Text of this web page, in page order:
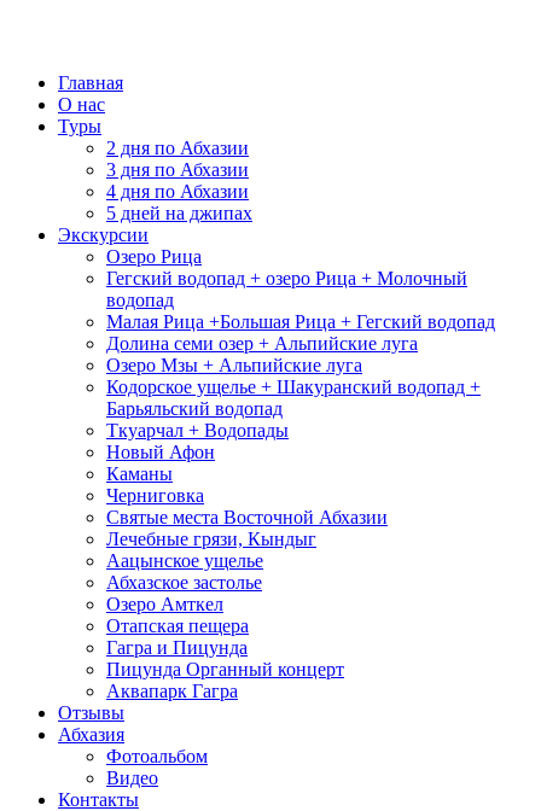
Главная
О нас
Туры
2 дня по Абхазии
3 дня по Абхазии
4 дня по Абхазии
5 дней на джипах
Экскурсии
Озеро Рица
Гегский водопад + озеро Рица + Молочный
водопад
Малая Рица +Большая Рица + Гегский водопад
Долина семи озер + Альпийские луга
Озеро Мзы + Альпийские луга
Кодорское ущелье + Шакуранский водопад +
Барьяльский водопад
Ткуарчал + Водопады
Новый Афон
Каманы
Черниговка
Святые места Восточной Абхазии
Лечебные грязи, Кындыг
Аацынское ущелье
Абхазское застолье
Озеро Амткел
Отапская пещера
Гагра и Пицунда
Пицунда Органный концерт
Аквапарк Гагра
Отзывы
Абхазия
Фотоальбом
Видео
Контакты